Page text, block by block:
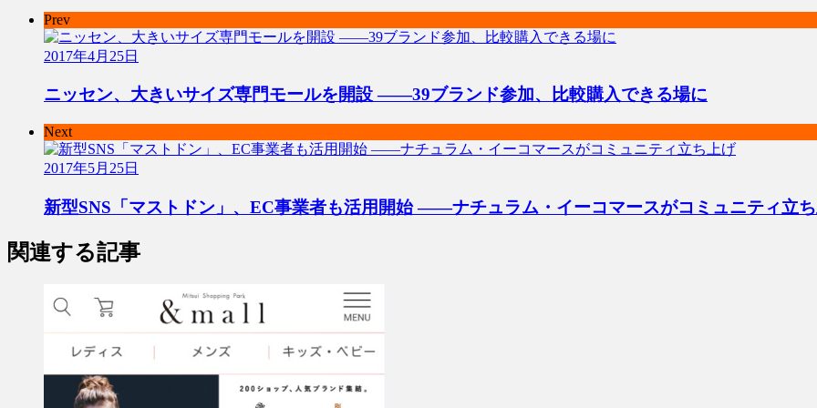
Prev
2017年4月25日
ニッセン、大きいサイズ専門モールを開設 ――39ブランド参加、比較購入できる場に
Next
2017年5月25日
新型SNS「マストドン」、EC事業者も活用開始 ――ナチュラム・イーコマースがコミュニティ立
関連する記事